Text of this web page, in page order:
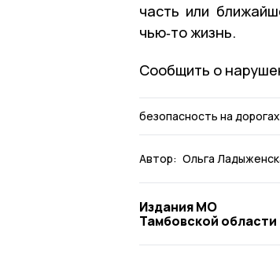
часть или
чью‑то жизнь.
Сообщить о
безопасность на дорогах
Автор: Ольга
Издания МО
Тамбовской области